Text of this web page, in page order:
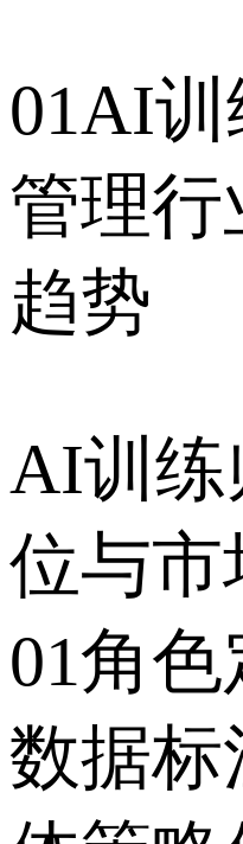
01AI训
管理行
趋势
AI训练
位与市
01角
数据标